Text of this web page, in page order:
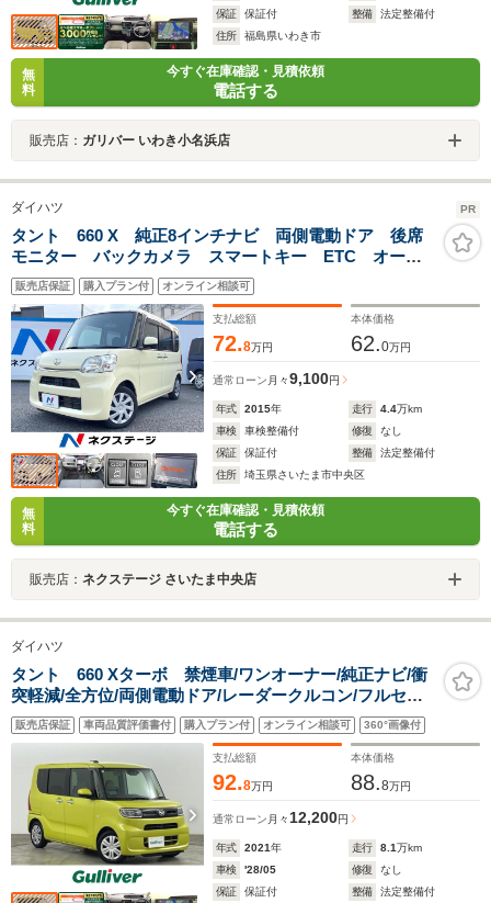
保証
保証付 整備
法定整備付
住所
福島県いわき市
無
料
今すぐ在庫確認・見積依頼
電話する
販売店： ガリバー いわき小名浜店
ダイハツ PR
タント 660 X 純正8インチナビ 両側電動ドア 後席
モニター バックカメラ スマートキー ETC オート
ライト オートエアコン Bluetooth CD DVD再生
フルセグ
販売店保証 購入プラン付 オンライン相談可
支払総額
72.8万円
本体価格
62.0万円
通常ローン 月々9,100円
年式 2015年 走行 4.4万km
車検
車検整備付 修復
なし
保証
保証付 整備
法定整備付
住所
埼玉県さいたま市中央区
無
料
今すぐ在庫確認・見積依頼
電話する
販売店： ネクステージ さいたま中央店
ダイハツ
タント 660 Xターボ 禁煙車/ワンオーナー/純正ナビ/衝
突軽減/全方位/両側電動ドア/レーダークルコン/フルセ
グ/ETC/CD/DVD/LEDヘッドライト/オートライト/オート
ハイビーム/シートヒーター/純正前方ドラレコ
販売店保証 車両品質評価書付 購入プラン付 オンライン相談可 360°画像付
支払総額
92.8万円
本体価格
88.8万円
通常ローン 月々 12,200円
年式 2021年 走行 8.1万km
車検
'28/05 修復
なし
保証
保証付 整備
法定整備付